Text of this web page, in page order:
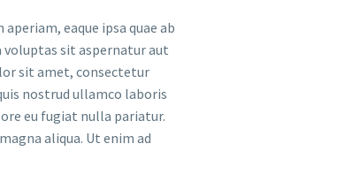
eaque ipsa quae ab
sit aspernatur aut
sit amet, consectetur
nostrud ullamco laboris
eu fugiat nulla pariatur.
aliqua. Ut enim ad